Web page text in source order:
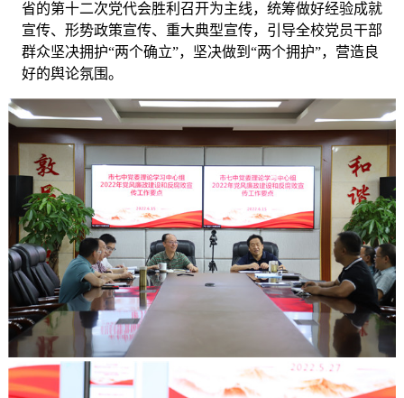
省的第十二次党代会胜利召开为主线，统筹做好经验成就
宣传、形势政策宣传、重大典型宣传，引导全校党员干部
群众坚决拥护“两个确立”，坚决做到“两个拥护”，营造良
好的舆论氛围。